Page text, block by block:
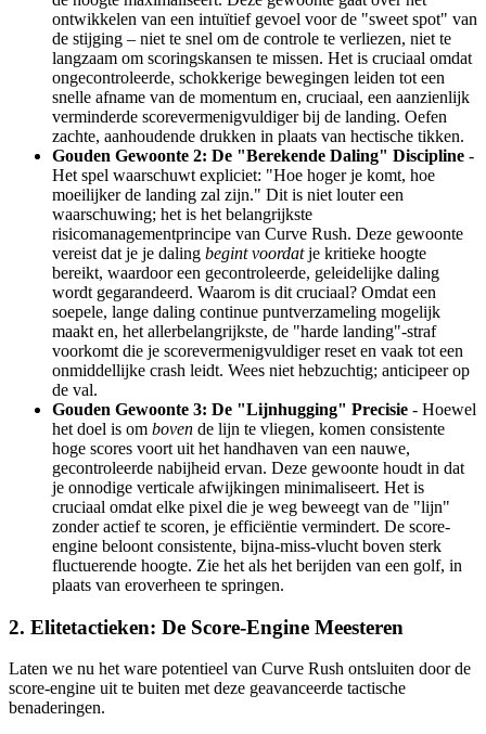
ontwikkelen van een intuïtief gevoel voor de "sweet spot" van
de stijging – niet te snel om de controle te verliezen, niet te
langzaam om scoringskansen te missen. Het is cruciaal omdat
ongecontroleerde, schokkerige bewegingen leiden tot een
snelle afname van de momentum en, cruciaal, een aanzienlijk
verminderde scorevermenigvuldiger bij de landing. Oefen
zachte, aanhoudende drukken in plaats van hectische tikken.
Gouden Gewoonte 2: De "Berekende Daling" Discipline -
Het spel waarschuwt expliciet: "Hoe hoger je komt, hoe
moeilijker de landing zal zijn." Dit is niet louter een
waarschuwing; het is het belangrijkste
risicomanagementprincipe van Curve Rush. Deze gewoonte
vereist dat je je daling begint voordatje kritieke hoogte
bereikt, waardoor een gecontroleerde, geleidelijke daling
wordt gegarandeerd. Waarom is dit cruciaal? Omdat een
soepele, lange daling continue puntverzameling mogelijk
maakt en, het allerbelangrijkste, de "harde landing"-straf
voorkomt die je scorevermenigvuldiger reset en vaak tot een
onmiddellijke crash leidt. Wees niet hebzuchtig; anticipeer op
de val.
Gouden Gewoonte 3: De "Lijnhugging" Precisie - Hoewel
het doel is om boven de lijn te vliegen, komen consistente
hoge scores voort uit het handhaven van een nauwe,
gecontroleerde nabijheid ervan. Deze gewoonte houdt in dat
je onnodige verticale afwijkingen minimaliseert. Het is
cruciaal omdat elke pixel die je weg beweegt van de "lijn"
zonder actief te scoren, je efficiëntie vermindert. De score-
engine beloont consistente, bijna-miss-vlucht boven sterk
fluctuerende hoogte. Zie het als het berijden van een golf, in
plaats van eroverheen te springen.
2. Elitetactieken: De Score-Engine Meesteren
Laten we nu het ware potentieel van Curve Rush ontsluiten door de
score-engine uit te buiten met deze geavanceerde tactische
benaderingen.